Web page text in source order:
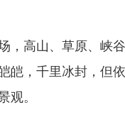
，高山、草原、峡
皑，千里冰封，但
观。